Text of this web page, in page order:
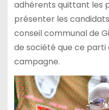
adhérents quittant les
présenter les
conseil communal de
de société que ce
campagne.